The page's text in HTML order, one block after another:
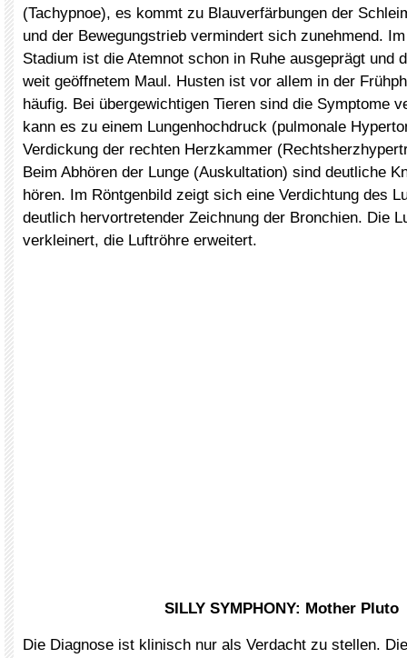
(Tachypnoe), es kommt zu Blauverfärbungen der
und der Bewegungstrieb vermindert sich zunehmend.
Stadium ist die Atemnot schon in Ruhe ausgeprägt und
weit geöffnetem Maul. Husten ist vor allem in der
häufig. Bei übergewichtigen Tieren sind die Symptome
kann es zu einem Lungenhochdruck (pulmonale
Verdickung der rechten Herzkammer
Beim Abhören der Lunge (Auskultation) sind deutliche
hören. Im Röntgenbild zeigt sich eine Verdichtung des
deutlich hervortretender Zeichnung der Bronchien. Die
verkleinert, die Luftröhre erweitert.
SILLY SYMPHONY: Mother Pluto
Die Diagnose ist klinisch nur als Verdacht zu stellen.